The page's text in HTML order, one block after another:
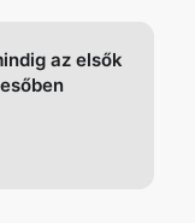
az elsők